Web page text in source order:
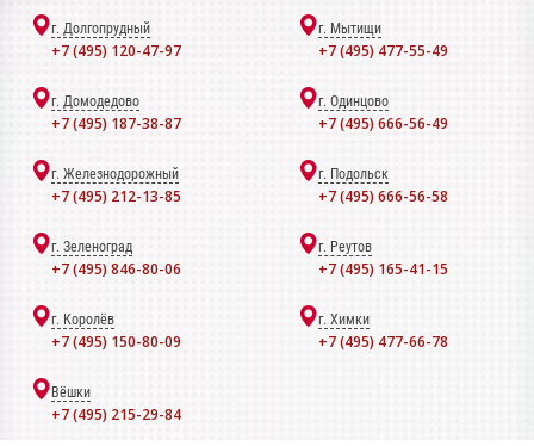
г. Долгопрудный
+7 (495) 120-47-97
г. Мытищи
+7 (495) 477-55-49
г. Домодедово
+7 (495) 187-38-87
г. Одинцово
+7 (495) 666-56-49
г. Железнодорожный
+7 (495) 212-13-85
г. Подольск
+7 (495) 666-56-58
г. Зеленоград
+7 (495) 846-80-06
г. Реутов
+7 (495) 165-41-15
г. Королёв
+7 (495) 150-80-09
г. Химки
+7 (495) 477-66-78
Вёшки
+7 (495) 215-29-84